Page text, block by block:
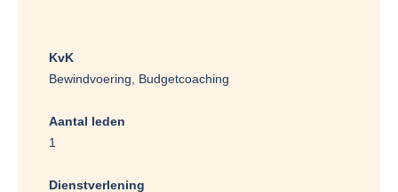
KvK
Bewindvoering, Budgetcoaching
Aantal leden
1
Dienstverlening